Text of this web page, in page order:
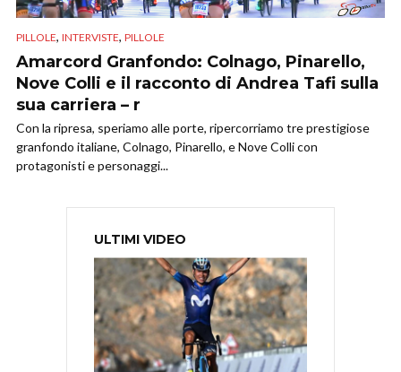
PILLOLE, INTERVISTE, PILLOLE
Amarcord Granfondo: Colnago, Pinarello,
Nove Colli e il racconto di Andrea Tafi sulla
sua carriera – r
Con la ripresa, speriamo alle porte, ripercorriamo tre prestigiose
granfondo italiane, Colnago, Pinarello, e Nove Colli con
protagonisti e personaggi...
ULTIMI VIDEO